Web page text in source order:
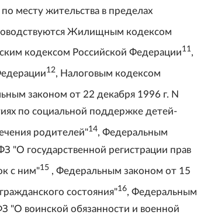
месту жительства в пределах
Жилищным кодексом
кодексом Российской Федерации11,
12, Налоговым кодексом
законом от 22 декабря 1996 г. N
по социальной поддержке детей-
родителей"14, Федеральным
"О государственной регистрации прав
с ним"15 , Федеральным законом от 15
состояния"16 , Федеральным
"О воинской обязанности и военной